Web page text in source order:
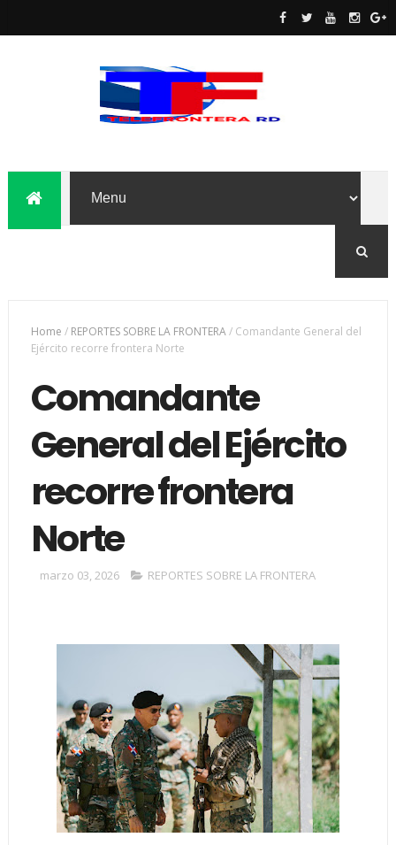
Home / REPORTES SOBRE LA FRONTERA/ Comandante General del
Ejército recorre frontera Norte
Comandante
General del Ejército
recorre frontera
Norte
marzo 03, 2026 REPORTES SOBRE LA FRONTERA